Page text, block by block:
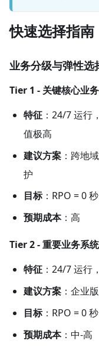
快速选择指南
业务分级与弹性选
Tier 1 - 关键核心业务
特征 ：24/7 运行
值极高
建议方案 ：跨地
护
目标：RPO = 0
预期成本​：高
Tier 2 - 重要业务系统
特征 ：24/7 运行
建议方案 ：企业
目标：RPO = 0
预期成本​：中-高